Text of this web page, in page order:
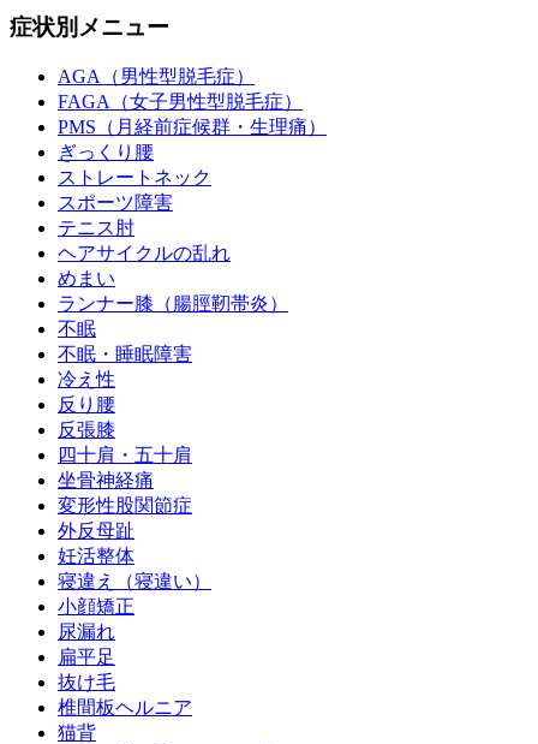
症状別メニュー
AGA（男性型脱毛症）
FAGA（女子男性型脱毛症）
PMS（月経前症候群・生理痛）
ぎっくり腰
ストレートネック
スポーツ障害
テニス肘
ヘアサイクルの乱れ
めまい
ランナー膝（腸脛靭帯炎）
不眠
不眠・睡眠障害
冷え性
反り腰
反張膝
四十肩・五十肩
坐骨神経痛
変形性股関節症
外反母趾
妊活整体
寝違え（寝違い）
小顔矯正
尿漏れ
扁平足
抜け毛
椎間板ヘルニア
猫背